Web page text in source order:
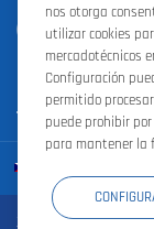
Outstanding
2022
Zoner Cloud|Zoner
nos otorga
utilizar cookies
mercadotécnicos
Configuración
permitido
puede prohibir
para mantener la